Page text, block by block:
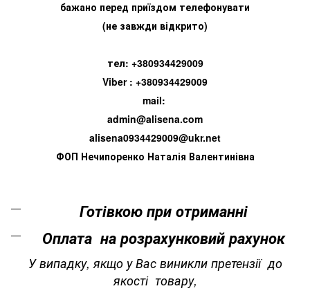
бажано перед приїздом телефонувати
(не завжди відкрито)
тел: +380934429009
Viber : +380934429009
mail:
admin@alisena.com
alisena0934429009@ukr.net
ФОП Нечипоренко Наталія Валентинівна
Готівкою при отриманні
Оплата на розрахунковий рахунок
У випадку, якщо у Вас виникли претензії до
якості товару,